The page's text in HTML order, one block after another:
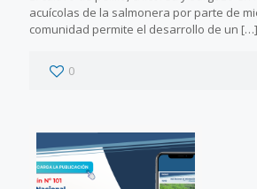
acuícolas de la salmonera por parte de
comunidad permite el desarrollo de un […]
0